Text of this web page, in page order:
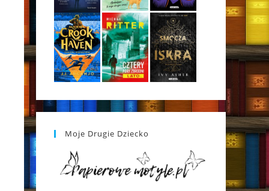
Moje Drugie Dziecko